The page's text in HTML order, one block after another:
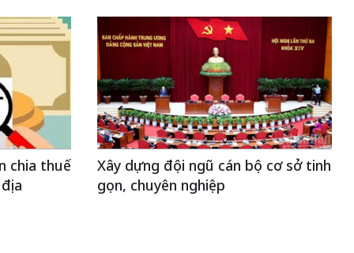
chia thuế
Xây dựng đội ngũ cán bộ cơ sở tinh
gọn, chuyên nghiệp